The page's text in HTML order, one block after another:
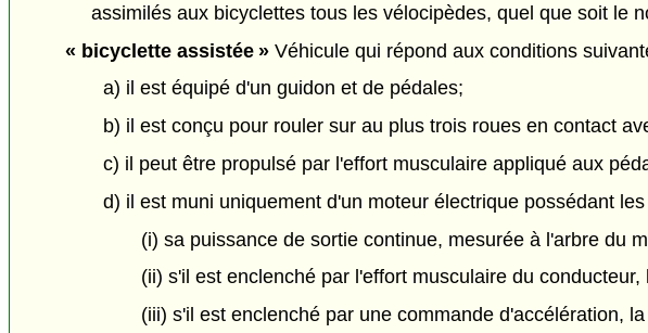
assimilés aux bicyclettes tous les vélocipèdes, quel que soit le
« bicyclette assistée »Véhicule qui répond aux conditions
a) il est équipé d'un guidon et de pédales;
b) il est conçu pour rouler sur au plus trois roues en contact
c) il peut être propulsé par l'effort musculaire appliqué aux
d) il est muni uniquement d'un moteur électrique possédant
(i) sa puissance de sortie continue, mesurée à l'arbre du
(ii) s'il est enclenché par l'effort musculaire du
(iii) s'il est enclenché par une commande d'accélération,